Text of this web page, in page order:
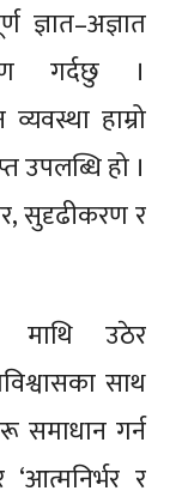
ज्ञात–अज्ञात
गर्दछु ।
हाम्रो
उपलब्धि हो ।
सुदृढीकरण र
माथि उठेर
साथ
गर्न
र